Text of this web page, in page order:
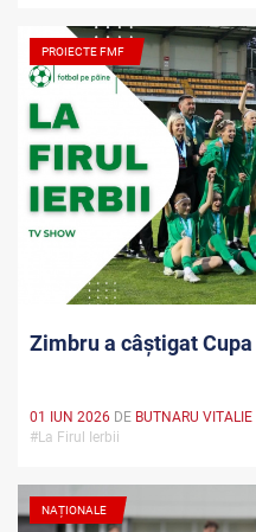
PROIECTE FMF
Zimbru a câștigat
01 IUN 2026 DE BUTNARU VITALIE
#La Firul Ierbii
NAȚIONALE